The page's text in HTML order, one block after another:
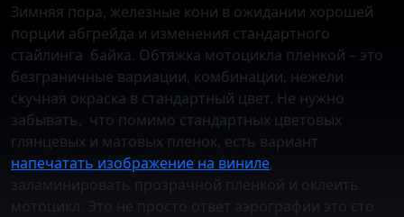
Зимняя пора, железные кони в ожидании хорошей
порции абгрейда и изменения стандартного
стайлинга байка. Обтяжка мотоцикла пленкой – это
безграничные вариации, комбинации, нежели
скучная окраска в стандартный цвет. Не нужно
забывать, что помимо стандартных цветовых
глянцевых и матовых пленок, есть вариант
напечатать изображение на виниле,
заламинировать прозрачной пленкой и оклеить
мотоцикл. Это не просто ответ аэрографии это сто